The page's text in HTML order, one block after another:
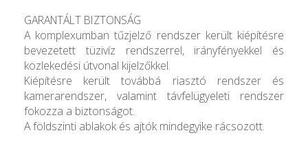
GARANTÁLT BIZTONSÁG
A komplexumban tűzjelző rendszer került kiépítésre
bevezetett tüzivíz rendszerrel, irányfényekkel és
közlekedési útvonal kijelzőkkel.
Kiépítésre került továbbá riasztó rendszer és
kamerarendszer, valamint távfelügyeleti rendszer
fokozza a biztonságot.
A földszinti ablakok és ajtók mindegyike rácsozott.